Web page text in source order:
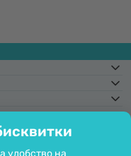
удобство на